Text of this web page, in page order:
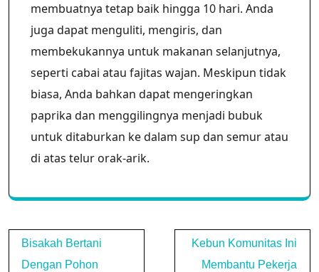
membuatnya tetap baik hingga 10 hari. Anda
juga dapat menguliti, mengiris, dan
membekukannya untuk makanan selanjutnya,
seperti cabai atau fajitas wajan. Meskipun tidak
biasa, Anda bahkan dapat mengeringkan
paprika dan menggilingnya menjadi bubuk
untuk ditaburkan ke dalam sup dan semur atau
di atas telur orak-arik.
Post
navigation
Bisakah Bertani
Dengan Pohon
Kebun Komunitas Ini
Membantu Pekerja